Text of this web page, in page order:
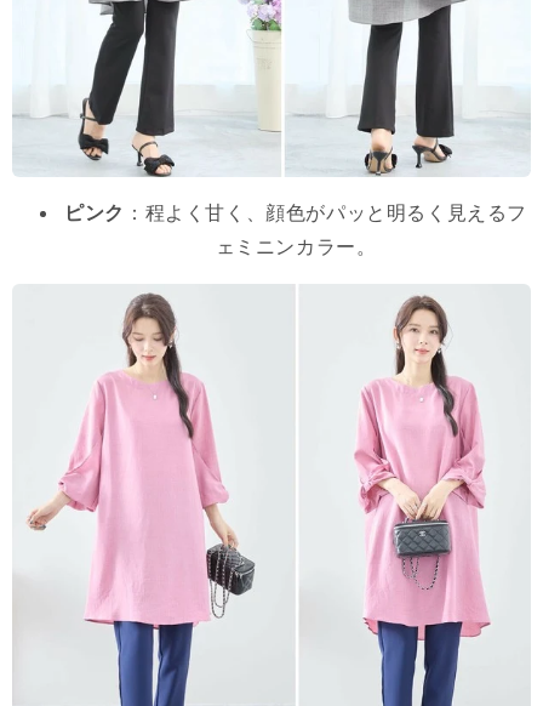
ピンク ：程よく甘く、顔色がパッと明るく見えるフ
ェミニンカラー。